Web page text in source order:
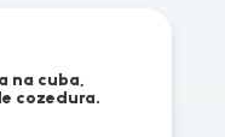
na cuba,
cozedura.